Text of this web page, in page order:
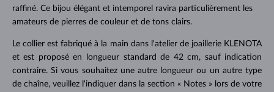
raffiné. Ce bijou élégant et intemporel ravira particulièrement les
amateurs de pierres de couleur et de tons clairs.
Le collier est fabriqué à la main dans l'atelier de joaillerie KLENOTA
et est proposé en longueur standard de 42 cm, sauf indication
contraire. Si vous souhaitez une autre longueur ou un autre type
de chaîne, veuillez l'indiquer dans la section « Notes » lors de votre